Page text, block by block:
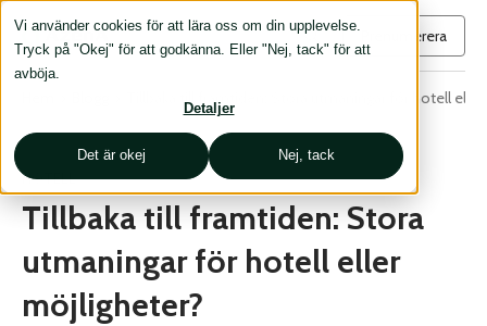
Vi använder cookies för att lära oss om din upplevelse.
Tryck på "Okej" för att godkänna. Eller "Nej, tack" för att
avböja.
Detaljer
Det är okej Nej, tack
Prenumerera
Tillbaka till framtiden: Stora utmaningar för hotell
HOTELL
Tillbaka till framtiden: Stora
utmaningar för hotell eller
möjligheter?